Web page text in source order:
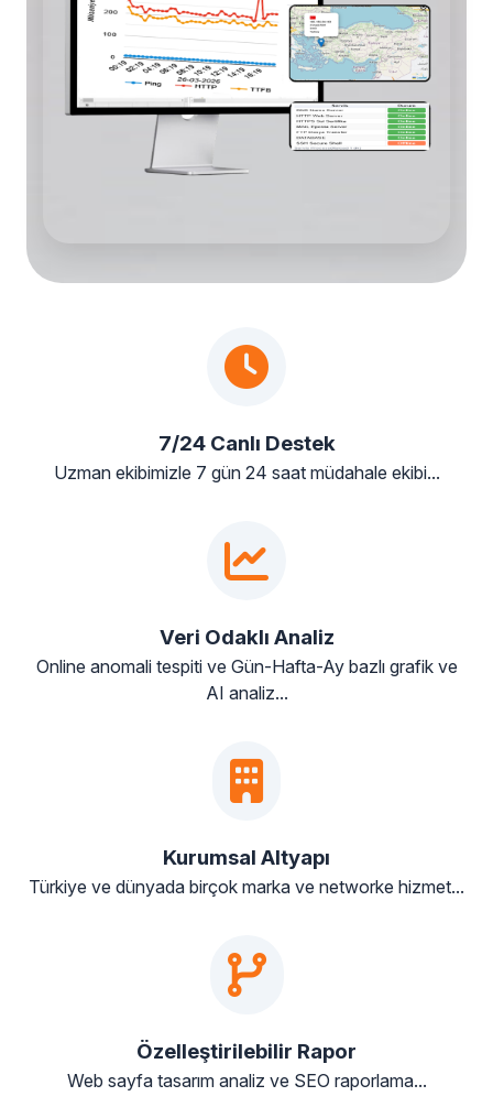
7/24 Canlı Destek
Uzman ekibimizle 7 gün 24 saat müdahale ekibi...
Veri Odaklı Analiz
Online anomali tespiti ve Gün-Hafta-Ay bazlı grafik ve
AI analiz...
Kurumsal Altyapı
Türkiye ve dünyada birçok marka ve networke hizmet...
Özelleştirilebilir Rapor
Web sayfa tasarım analiz ve SEO raporlama...